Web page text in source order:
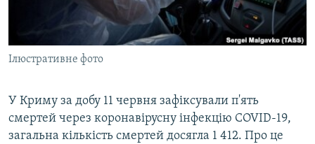
ВІДЕОУРОКИ «ELIFBE»
СВІДЧЕННЯ ОКУПАЦІЇ
УКРАЇНСЬКА ПРОБЛЕМА КРИМУ
Qırımtatar
Ілюстративне фото
У Криму за добу 11 червня зафіксували п'ять
смертей через коронавірусну інфекцію COVID-19,
загальна кількість смертей досягла 1 412. Про це